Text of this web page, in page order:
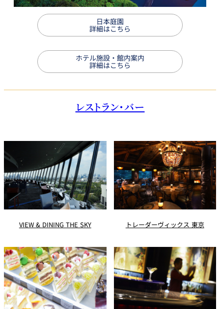
日本庭園
詳細はこちら
ホテル施設・館内案内
詳細はこちら
レストラン・バー
VIEW & DINING THE SKY トレーダーヴィックス 東京